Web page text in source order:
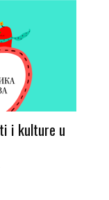
i kulture u